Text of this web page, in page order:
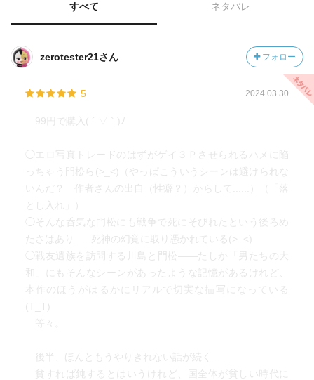
すべて ネタバレ
zerotester21さん フォロー
5 2024.03.30
99円で購入( ´ ▽ ` )ﾉ
◯エロ写真トレードのはずがゲイ３Ｐさせられるハメに陥
っちゃう門松ら(>_<)（やっぱこういうシーンは避けられな
いんだ？ 作者さんの出自（性癖？）からして......）（「落
とし入れ」）
◯そんな呑気な門松にも戦争で死にそびれたという後ろめ
たさはあり......死神の幻覚に取り憑かれている(>_<)
◯戦友遺族を訪問する川島と門松——たしか「男たちの大
和」にもそんなシーンがあったような記憶があるけれど、
本作のほうがはるかにリアルで切実な描写になっている
(T_T)
等々。
後半、ほんともうやりきれない話が続く......
貧すれば鈍するとはいうけれど、国全体が貧しい時代に